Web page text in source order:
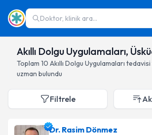
Doktor, klinik ara...
Akıllı Dolgu Uygulamaları,
Toplam 10 Akıllı Dolgu Uygulamaları
uzman bulundu
Filtrele
Dr. Rasim Dönmez